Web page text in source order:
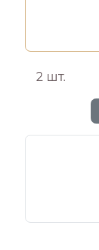
2 шт.